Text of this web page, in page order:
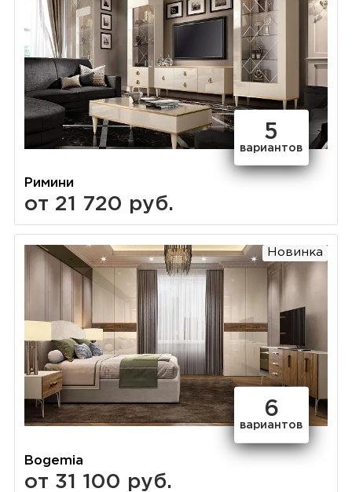
5
вариантов
Римини
от 21 720 руб.
Новинка
6
вариантов
Bogemia
от 31 100 руб.